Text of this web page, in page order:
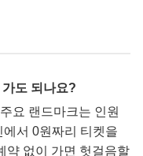
도 되나요?
요 랜드마크는 인원
서 0원짜리 티켓을
약 없이 가면 헛걸음할